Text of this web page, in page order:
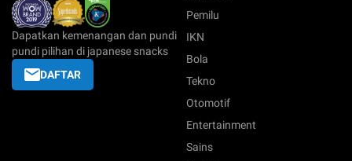
Dapatkan kemenangan dan pundi
pundi pilihan di japanese snacks
DAFTAR
Pemilu
IKN
Bola
Tekno
Otomotif
Entertainment
Sains